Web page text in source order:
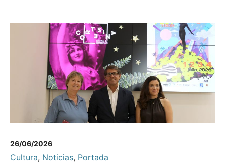
26/06/2026
Cultura, Noticias, Portada